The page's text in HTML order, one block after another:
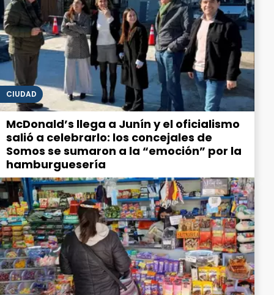
CIUDAD
McDonald’s llega a Junín y el oficialismo
salió a celebrarlo: los concejales de
Somos se sumaron a la “emoción” por la
hamburguesería